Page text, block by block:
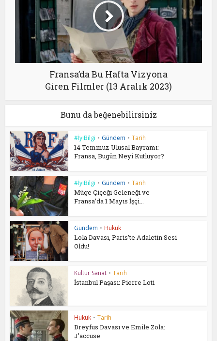
Fransa’da Bu Hafta Vizyona
Giren Filmler (13 Aralık 2023)
Bunu da beğenebilirsiniz
#İyiBilgi • Gündem • Tarih
14 Temmuz Ulusal Bayramı:
Fransa, Bugün Neyi Kutluyor?
#İyiBilgi • Gündem • Tarih
Müge Çiçeği Geleneği ve
Fransa’da 1 Mayıs İşçi...
Gündem • Hukuk
Lola Davası, Paris’te Adaletin Sesi
Oldu!
Kültür Sanat • Tarih
İstanbul Paşası: Pierre Loti
Hukuk • Tarih
Dreyfus Davası ve Emile Zola:
J’accuse